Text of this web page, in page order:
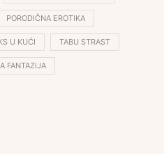
PORODIČNA EROTIKA
U KUĆI TABU STRAST
FANTAZIJA